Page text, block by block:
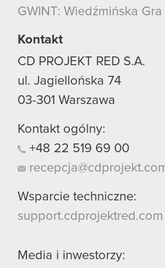
GWINT: Wiedźmińska
Kontakt
CD PROJEKT RED S.A.
ul. Jagiellońska 74
03-301 Warszawa
Kontakt ogólny:
+48 22 519 69 00
Wsparcie techniczne:
support.cdprojektred.com
Media i inwestorzy: